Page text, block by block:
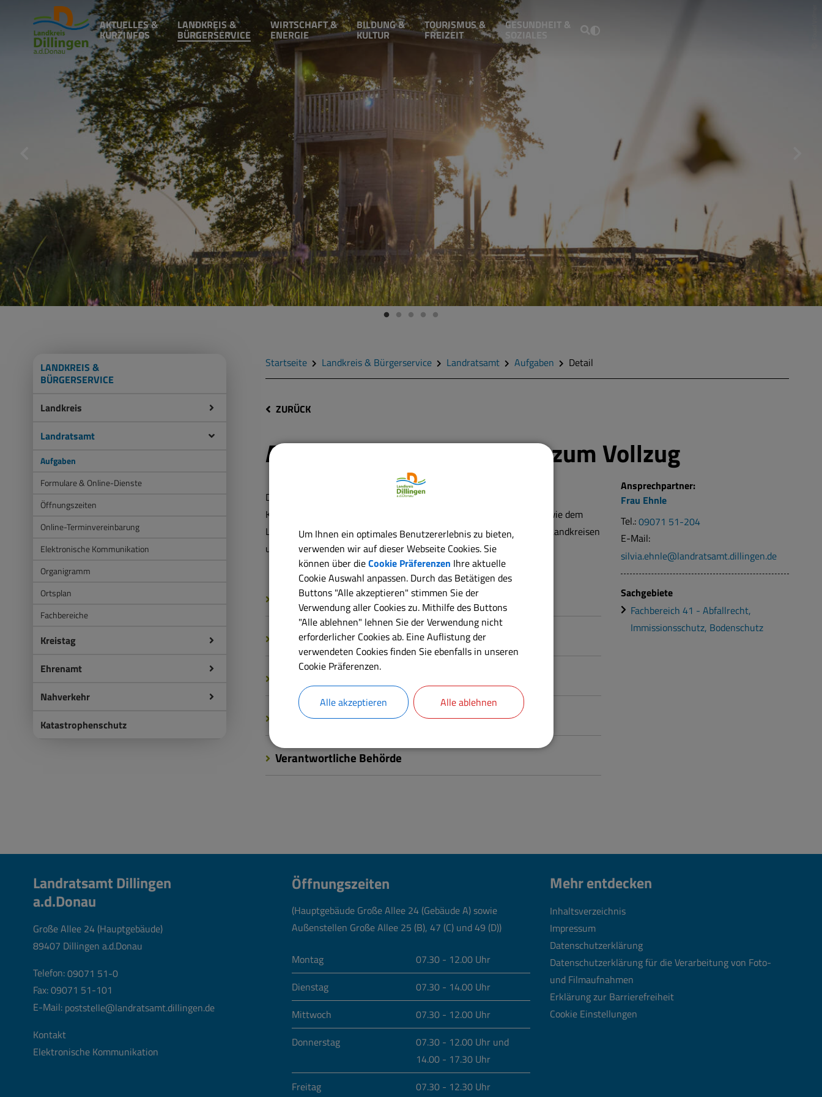
AKTUELLES &
KURZINFOS
LANDKREIS &
BÜRGERSERVICE
WIRTSCHAFT &
ENERGIE
BILDUNG &
KULTUR
TOURISMUS &
FREIZEIT
GESUNDHEIT &
SOZIALES
LANDKREIS &
BÜRGERSERVICE
Landkreis
Landratsamt
Aufgaben
Formulare & Online-Dienste
Öffnungszeiten
Online-Terminvereinbarung
Elektronische Kommunikation
Organigramm
Ortsplan
Fachbereiche
Kreistag
Ehrenamt
Nahverkehr
Katastrophenschutz
Startseite Landkreis & Bürgerservice Landratsamt Aufgaben Detail
ZURÜCK
Abfallrecht; Informationen zum Vollzug
Der Vollzug des Abfallrechts obliegt in Bayern den Regierungen und
Kreisverwaltungsbehörden (Landratsämter und kreisfreie Städte) sowie dem
Landesamt für Umwelt, die Durchführung der Abfallentsorgung den Landkreisen
und kreisfreien Städten.
Langbeschreibung
Online-Verfahren
Rechtsgrundlagen
Verantwortliche Behörde
Ansprechpartner:
Frau Ehnle
Tel.:09071 51-204
E-Mail:
silvia.ehnle@landratsamt.dillingen.de
Sachgebiete
Fachbereich 41 - Abfallrecht,
Immissionsschutz, Bodenschutz
Landratsamt Dillingen
a.d.Donau
Große Allee 24 (Hauptgebäude)
89407 Dillingen a.d.Donau
Telefon:09071 51-0
Fax: 09071 51-101
E-Mail: poststelle@landratsamt.dillingen.de
Kontakt
Elektronische Kommunikation
Öffnungszeiten
(Hauptgebäude Große Allee 24 (Gebäude A) sowie
Außenstellen Große Allee 25 (B), 47 (C) und 49 (D))
Montag
07.30 - 12.00 Uhr
Dienstag
07.30 - 14.00 Uhr
Mittwoch
07.30 - 12.00 Uhr
Donnerstag
07.30 - 12.00 Uhr und
14.00 - 17.30 Uhr
Freitag
07.30 - 12.30 Uhr
Mehr entdecken
Inhaltsverzeichnis
Impressum
Datenschutzerklärung
Datenschutzerklärung für die Verarbeitung von Foto-
und Filmaufnahmen
Erklärung zur Barrierefreiheit
Cookie Einstellungen
Um Ihnen ein optimales Benutzererlebnis zu bieten,
verwenden wir auf dieser Webseite Cookies. Sie
können über dieCookie Präferenzen Ihre aktuelle
Cookie Auswahl anpassen. Durch das Betätigen des
Buttons "Alle akzeptieren" stimmen Sie der
Verwendung aller Cookies zu. Mithilfe des Buttons
"Alle ablehnen" lehnen Sie der Verwendung nicht
erforderlicher Cookies ab. Eine Auflistung der
verwendeten Cookies finden Sie ebenfalls in unseren
Cookie Präferenzen.
Alle akzeptieren Alle ablehnen